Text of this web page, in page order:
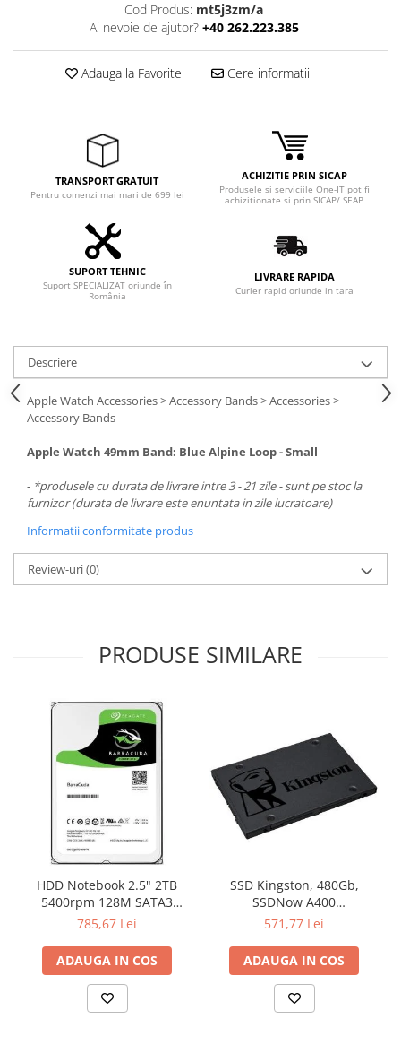
Componente PC
Memorii
Hard Disc-uri
Carcase
Cooler
Servere & Componente
Componente Server
Servere
Software
Multifunctionale
Televizoare & accesorii
Multiboard & Accessorii
Multimedia
Foto & Video
Cloud si Aplicatii SaaS
Sisteme Videoconferinta
Securitate Date
Firewall
Antivirus
Cod Produs: mt5j3zm/a
Ai nevoie de ajutor? +40 262.223.385
Adauga la Favorite Cere informatii
TRANSPORT GRATUIT
Pentru comenzi mai mari de 699 lei
ACHIZITIE PRIN SICAP
Produsele si serviciile One-IT pot fi
achizitionate si prin SICAP/ SEAP
SUPORT TEHNIC
Suport SPECIALIZAT oriunde în
România
LIVRARE RAPIDA
Curier rapid oriunde in tara
Descriere
Apple Watch Accessories > Accessory Bands > Accessories >
Accessory Bands -
Apple Watch 49mm Band: Blue Alpine Loop - Small
- *produsele cu durata de livrare intre 3 - 21 zile - sunt pe stoc la
furnizor (durata de livrare este enuntata in zile lucratoare)
Informatii conformitate produs
Review-uri(0)
PRODUSE SIMILARE
HDD Notebook 2.5" 2TB
5400rpm 128M SATA3
SEAGATE
785,67 Lei
ADAUGA IN COS
SSD Kingston, 480Gb,
SSDNow A400
"SA400S37/480G"
571,77 Lei
ADAUGA IN COS